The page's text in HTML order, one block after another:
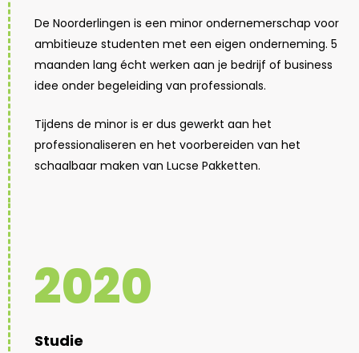
De Noorderlingen is een minor ondernemerschap voor
ambitieuze studenten met een eigen onderneming. 5
maanden lang écht werken aan je bedrijf of business
idee onder begeleiding van professionals.
Tijdens de minor is er dus gewerkt aan het
professionaliseren en het voorbereiden van het
schaalbaar maken van Lucse Pakketten.
2020
Studie